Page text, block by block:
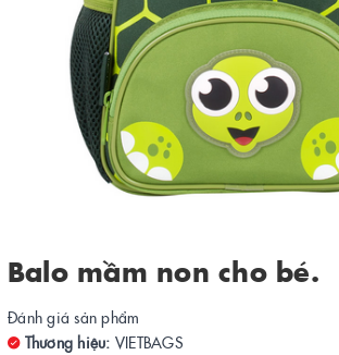
Balo mầm non cho bé.
Đánh giá sản phẩm
Thương hiệu: VIETBAGS